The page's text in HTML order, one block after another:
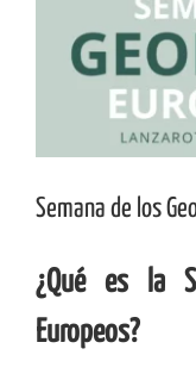
grande
Semana de los
¿Qué es la
Europeos?